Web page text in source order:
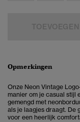
Opmerkingen
Onze Neon Vintage
manier om je casual stijl
gemengd met
als je laagjes draagt. De
voor een heerlijk